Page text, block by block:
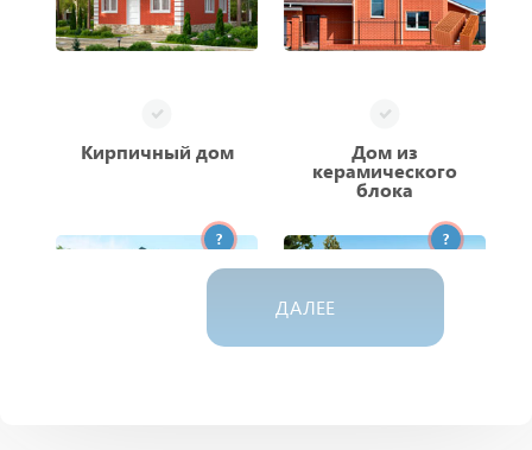
Кирпичный дом Дом из
керамического
блока
? ?
ДАЛЕЕ